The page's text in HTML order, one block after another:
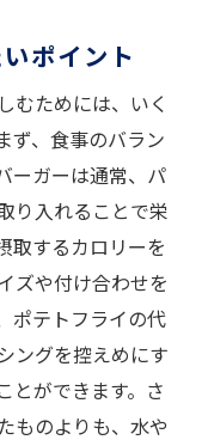
ポイント
むためには、いく
ず、食事のバラン
ーガーは通常、パ
り入れることで栄
取するカロリーを
ズや付け合わせを
ポテトフライの代
ングを控えめにす
とができます。さ
ものよりも、水や